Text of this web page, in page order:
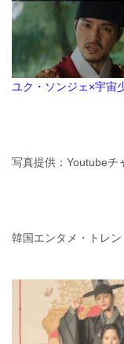
ユク・ソンジェ×宇宙
写真提供：Youtubeチ
韓国エンタメ・トレ